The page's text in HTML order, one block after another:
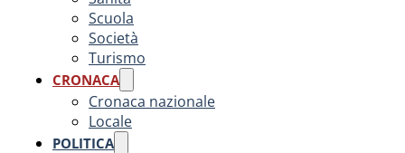
Scuola
Società
Turismo
CRONACA
Cronaca nazionale
Locale
POLITICA